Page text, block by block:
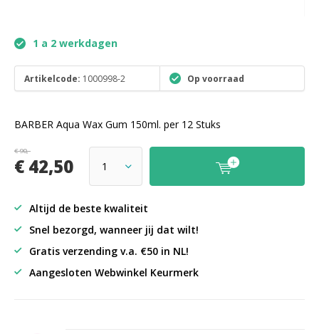
1 a 2 werkdagen
Artikelcode: 1000998-2 Op voorraad
BARBER Aqua Wax Gum 150ml. per 12 Stuks
€ 90,-
€ 42,50
Altijd de beste kwaliteit
Snel bezorgd, wanneer jij dat wilt!
Gratis verzending v.a. €50 in NL!
Aangesloten Webwinkel Keurmerk